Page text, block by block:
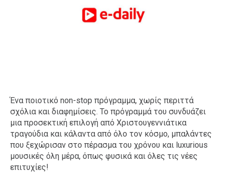
Ένα ποιοτικό non-stop πρόγραμμα, χωρίς περιττά
σχόλια και διαφημίσεις. Το πρόγραμμά του συνδυάζει
μια προσεκτική επιλογή από Χριστουγεννιάτικα
τραγούδια και κάλαντα από όλο τον κόσμο, μπαλάντες
που ξεχώρισαν στο πέρασμα του χρόνου και luxurious
μουσικές όλη μέρα, όπως φυσικά και όλες τις νέες
επιτυχίες!